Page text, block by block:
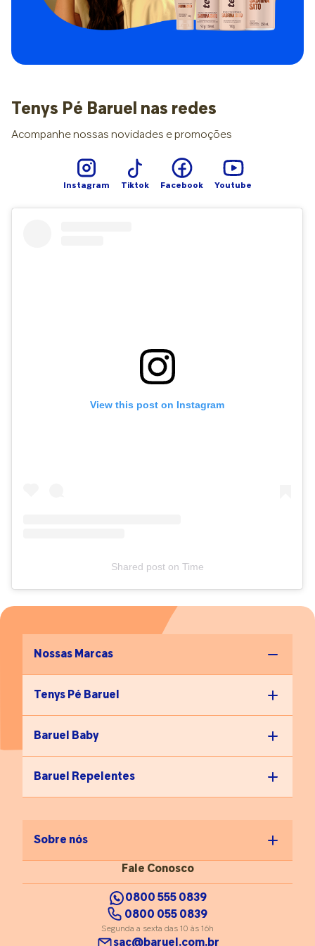
redução da luminosidade e afastamento de estímulos. O que
evitar e o que fazer O excesso de estímulos antes de dormir
ativa o estado de alerta do cérebro quando ele deveria
colo ou peito, especialmente nos primeiros meses, mas em
fazer com que o bebê dependa exclusivamente disso para
pegar no sono e voltar a dormir após despertares”,
esclarece a especialista Saramira Bohadana. Além disso,
alguns sinais indicam que a janela do sono está chegando,
como olhar perdido, quietude e menor interação. Não os
interpretar na hora certa (ou confundi-los) pode levar o
expectativas irreais sobre longos períodos de sono. Após os
4 a 6 meses, surgem desafios comportamentais, associações
mais rígidas, resistência para dormir e maior impacto da
transição para a cama e medo do escuro, por exemplo. “A
Tenys Pé Baruel nas redes
Acompanhe nossas novidades e promoções
Instagram Tiktok Facebook Youtube
View this post on Instagram
Shared poston Time
Nossas Marcas
Tenys Pé Baruel
Baruel Baby
Baruel Repelentes
Sobre nós
Fale Conosco
0800 555 0839
0800 055 0839
Segunda a sexta das 10 às 16h
sac@baruel.com.br